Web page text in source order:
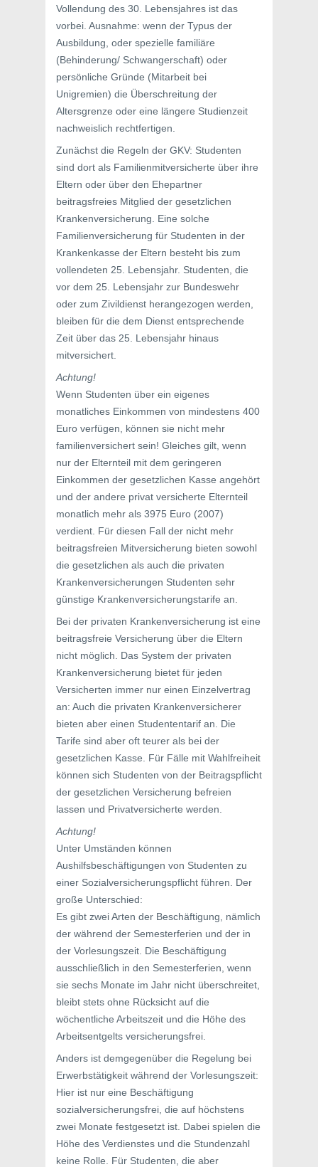
Vollendung des 30. Lebensjahres ist das
vorbei. Ausnahme: wenn der Typus der
Ausbildung, oder spezielle familiäre
(Behinderung/ Schwangerschaft) oder
persönliche Gründe (Mitarbeit bei
Unigremien) die Überschreitung der
Altersgrenze oder eine längere Studienzeit
nachweislich rechtfertigen.
Zunächst die Regeln der GKV: Studenten
sind dort als Familienmitversicherte über ihre
Eltern oder über den Ehepartner
beitragsfreies Mitglied der gesetzlichen
Krankenversicherung. Eine solche
Familienversicherung für Studenten in der
Krankenkasse der Eltern besteht bis zum
vollendeten 25. Lebensjahr. Studenten, die
vor dem 25. Lebensjahr zur Bundeswehr
oder zum Zivildienst herangezogen werden,
bleiben für die dem Dienst entsprechende
Zeit über das 25. Lebensjahr hinaus
mitversichert.
Achtung!
Wenn Studenten über ein eigenes
monatliches Einkommen von mindestens 400
Euro verfügen, können sie nicht mehr
familienversichert sein! Gleiches gilt, wenn
nur der Elternteil mit dem geringeren
Einkommen der gesetzlichen Kasse angehört
und der andere privat versicherte Elternteil
monatlich mehr als 3975 Euro (2007)
verdient. Für diesen Fall der nicht mehr
beitragsfreien Mitversicherung bieten sowohl
die gesetzlichen als auch die privaten
Krankenversicherungen Studenten sehr
günstige Krankenversicherungstarife an.
Bei der privaten Krankenversicherung ist eine
beitragsfreie Versicherung über die Eltern
nicht möglich. Das System der privaten
Krankenversicherung bietet für jeden
Versicherten immer nur einen Einzelvertrag
an: Auch die privaten Krankenversicherer
bieten aber einen Studententarif an. Die
Tarife sind aber oft teurer als bei der
gesetzlichen Kasse. Für Fälle mit Wahlfreiheit
können sich Studenten von der Beitragspflicht
der gesetzlichen Versicherung befreien
lassen und Privatversicherte werden.
Achtung!
Unter Umständen können
Aushilfsbeschäftigungen von Studenten zu
einer Sozialversicherungspflicht führen. Der
große Unterschied:
Es gibt zwei Arten der Beschäftigung, nämlich
der während der Semesterferien und der in
der Vorlesungszeit. Die Beschäftigung
ausschließlich in den Semesterferien, wenn
sie sechs Monate im Jahr nicht überschreitet,
bleibt stets ohne Rücksicht auf die
wöchentliche Arbeitszeit und die Höhe des
Arbeitsentgelts versicherungsfrei.
Anders ist demgegenüber die Regelung bei
Erwerbstätigkeit während der Vorlesungszeit:
Hier ist nur eine Beschäftigung
sozialversicherungsfrei, die auf höchstens
zwei Monate festgesetzt ist. Dabei spielen die
Höhe des Verdienstes und die Stundenzahl
keine Rolle. Für Studenten, die aber